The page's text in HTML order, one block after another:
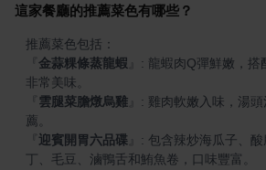
這家餐廳的推薦菜色有哪些？
金蒜粿條蒸龍蝦
: 龍蝦肉Q彈鮮嫩，搭
雲腿菜膽燉烏雞
: 雞肉軟嫩入味，湯
迎賓開胃六品碟
: 包含辣炒海瓜子、